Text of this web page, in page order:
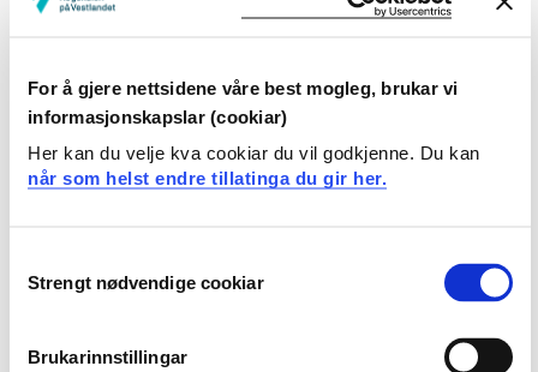
For å gjere nettsidene våre best mogleg, brukar vi
informasjonskapslar (cookiar)
Her kan du velje kva cookiar du vil godkjenne. Du kan
når som helst endre tillatinga du gir her.
Selection
Strengt nødvendige cookiar
Brukarinnstillingar
Veiledning
Nettverksbygging
Programmer